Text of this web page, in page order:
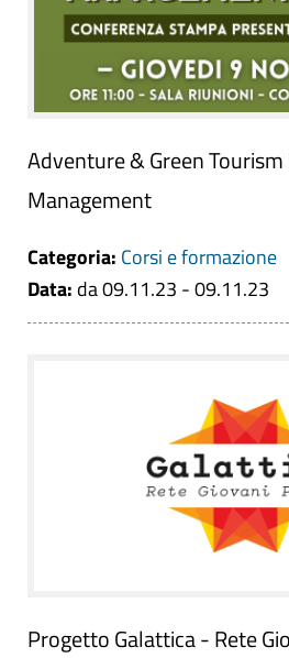
Adventure & Green
Management
Categoria: Corsi e formazione
Data: da 09.11.23 - 09.11.23
Progetto Galattica - Rete